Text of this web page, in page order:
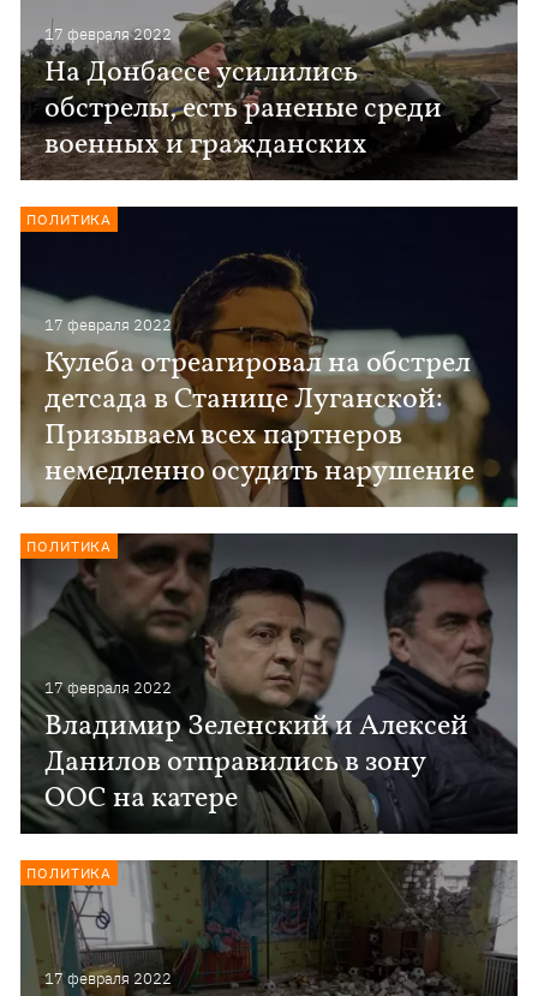
17 февраля 2022
На Донбассе усилились
обстрелы, есть раненые среди
военных и гражданских
17 февраля 2022
Кулеба отреагировал на обстрел
детсада в Станице Луганской:
Призываем всех партнеров
немедленно осудить нарушение
ПОЛИТИКА
17 февраля 2022
Владимир Зеленский и Алексей
Данилов отправились в зону
ООС на катере
ПОЛИТИКА
17 февраля 2022
ПОЛИТИКА